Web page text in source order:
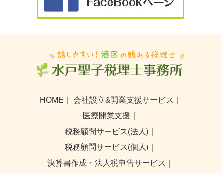
HOME 会社設立&開業支援サービス
医療開業支援
税務顧問サービス(法人)
税務顧問サービス(個人)
決算書作成・法人税申告サービス